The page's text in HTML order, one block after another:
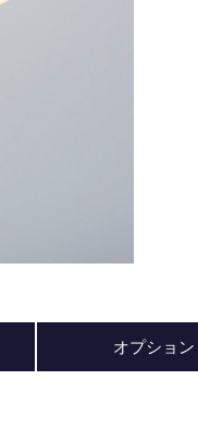
オプション